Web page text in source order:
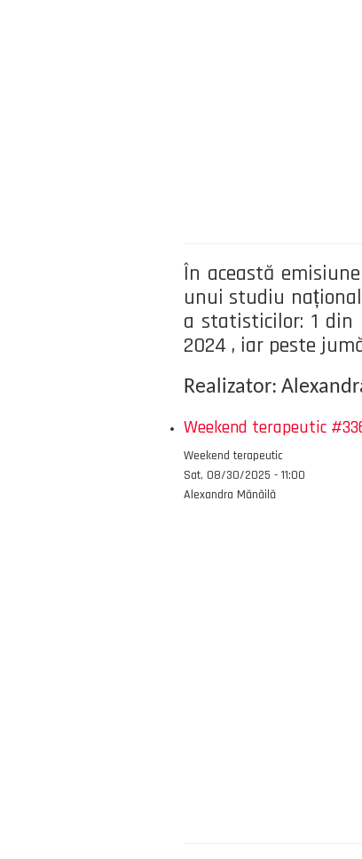
În această
unui studiu
a statisticilor: 1
2024 , iar peste
Realizator:
Weekend terapeutic
Emisiunea
Weekend terapeutic
Data
Sat, 08/30/2025 - 11:00
Autor
Alexandra Mănăilă